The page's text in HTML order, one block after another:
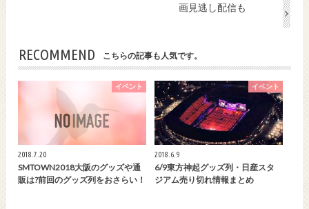
画見逃し配信も
RECOMMEND こちらの記事も人気です。
イベント
2018.7.20
SMTOWN2018大阪のグッズや通
販は?前回のグッズ列をおさらい！
イベント
2018.6.9
6/9東方神起グッズ列・日産スタ
ジアム売り切れ情報まとめ